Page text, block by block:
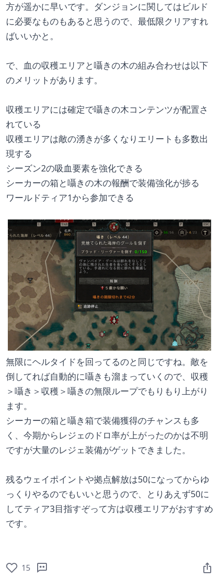
方が遥かに早いです。ダンジョンに関してはビルド
に必要なものもあると思うので、最低限クリアすれ
ばいいかと。
で、血の収穫エリアと囁きの木の組み合わせは以下
のメリットがあります。
収穫エリアには確定で囁きの木コンテンツが配置さ
れている
収穫エリアは敵の湧きが多くなりエリートも多数出
現する
シーズン2の吸血要素を強化できる
シーカーの箱と囁きの木の報酬で装備強化が捗る
ワールドティア1から参加できる
無限にヘルタイドを回ってるのと同じですね。敵を
倒してれば自動的に囁きも溜まっていくので、収穫
＞囁き＞収穫＞囁きの無限ループでもりもり上がり
ます。
シーカーの箱と囁き箱で装備獲得のチャンスも多
く、今期からレジェのドロ率が上がったのかは不明
ですが大量のレジェ装備がゲットできました。
残るウェイポイントや拠点解放は50になってからゆ
っくりやるのでもいいと思うので、とりあえず50に
してティア3目指すぞって方は収穫エリアがおすすめ
です。
15